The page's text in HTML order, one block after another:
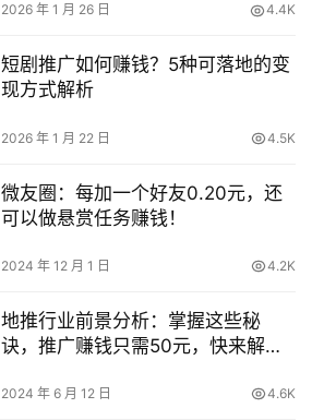
2026 年 1 月 26 日 4.4K
短剧推广如何赚钱？5种可落地的变
现方式解析
2026 年 1 月 22 日 4.5K
微友圈：每加一个好友0.20元，还
可以做悬赏任务赚钱！
2024 年 12 月 1 日 4.2K
地推行业前景分析：掌握这些秘
诀，推广赚钱只需50元，快来解锁
2024 年 6 月 12 日 4.6K